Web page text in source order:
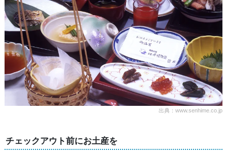
出典：www.senhime.co.jp
チェックアウト前にお土産を